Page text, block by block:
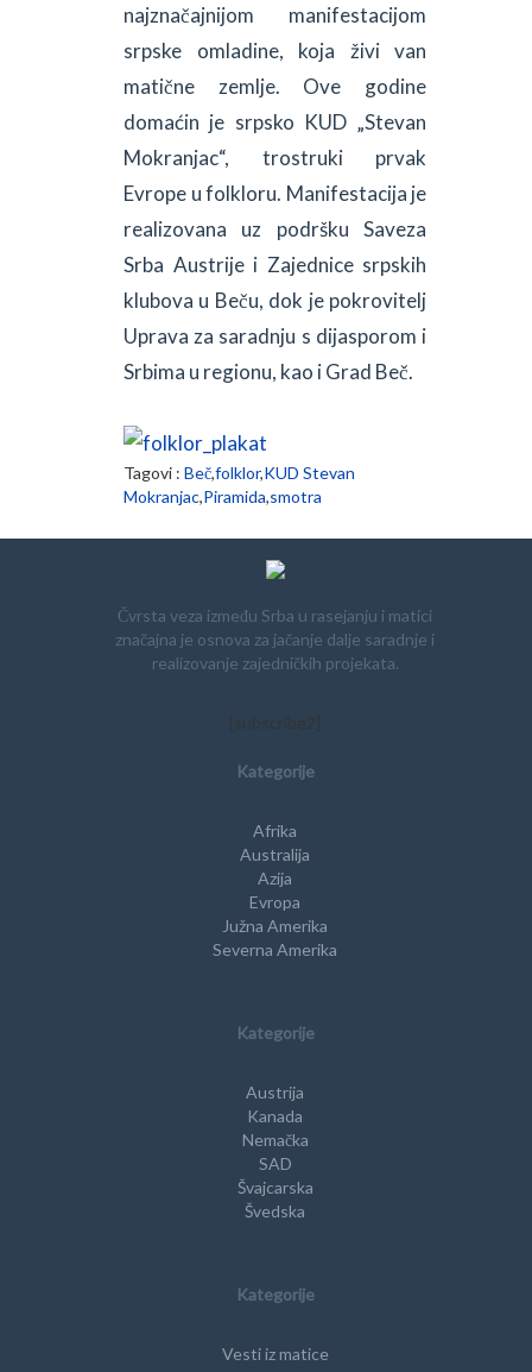
najznačajnijom manifestacijom
srpske omladine, koja živi van
matične zemlje. Ove godine
domaćin je srpsko KUD „Stevan
Mokranjac“, trostruki prvak
Evrope u folkloru. Manifestacija je
realizovana uz podršku Saveza
Srba Austrije i Zajednice srpskih
klubova u Beču, dok je pokrovitelj
Uprava za saradnju s dijasporom i
Srbima u regionu, kao i Grad Beč.
Tagovi : Beč,folklor,KUD Stevan
Mokranjac,Piramida,smotra
Čvrsta veza između Srba u rasejanju i matici
značajna je osnova za jačanje dalje saradnje i
realizovanje zajedničkih projekata.
[subscribe2]
Kategorije
Afrika
Australija
Azija
Evropa
Južna Amerika
Severna Amerika
Kategorije
Austrija
Kanada
Nemačka
SAD
Švajcarska
Švedska
Kategorije
Vesti iz matice